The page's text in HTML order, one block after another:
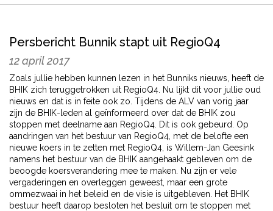
Persbericht Bunnik stapt uit RegioQ4
12 april 2017
Zoals jullie hebben kunnen lezen in het Bunniks nieuws, heeft de
BHIK zich teruggetrokken uit RegioQ4. Nu lijkt dit voor jullie oud
nieuws en dat is in feite ook zo. Tijdens de ALV van vorig jaar
zijn de BHIK-leden al geïnformeerd over dat de BHIK zou
stoppen met deelname aan RegioQ4. Dit is ook gebeurd. Op
aandringen van het bestuur van RegioQ4, met de belofte een
nieuwe koers in te zetten met RegioQ4, is Willem-Jan Geesink
namens het bestuur van de BHIK aangehaakt gebleven om de
beoogde koersverandering mee te maken. Nu zijn er vele
vergaderingen en overleggen geweest, maar een grote
ommezwaai in het beleid en de visie is uitgebleven. Het BHIK
bestuur heeft daarop besloten het besluit om te stoppen met